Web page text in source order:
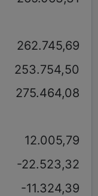
262.745,69
253.754,50
275.464,08
12.005,79
-22.523,32
-11.324,39